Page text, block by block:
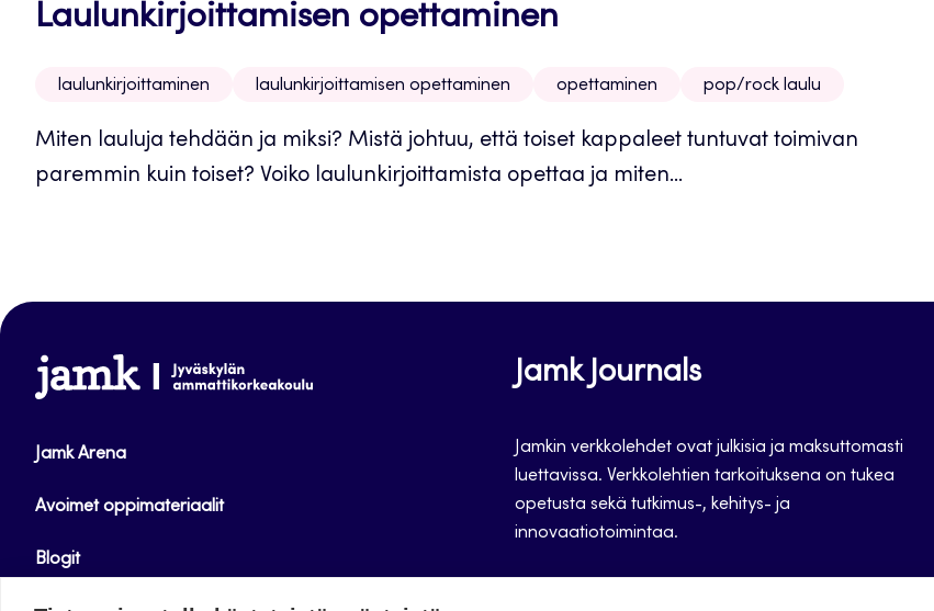
Laulunkirjoittamisen opettaminen
laulunkirjoittaminen laulunkirjoittamisen opettaminen opettaminen pop/rock laulu
Miten lauluja tehdään ja miksi? Mistä johtuu, että toiset kappaleet tuntuvat toimivan
paremmin kuin toiset? Voiko laulunkirjoittamista opettaa ja miten...
www.jamk.fi
Jamk Arena
Avoimet oppimateriaalit
Blogit
Jamk Journals
Jamkin verkkolehdet ovat julkisia ja maksuttomasti
luettavissa. Verkkolehtien tarkoituksena on tukea
opetusta sekä tutkimus-, kehitys- ja
innovaatiotoimintaa.